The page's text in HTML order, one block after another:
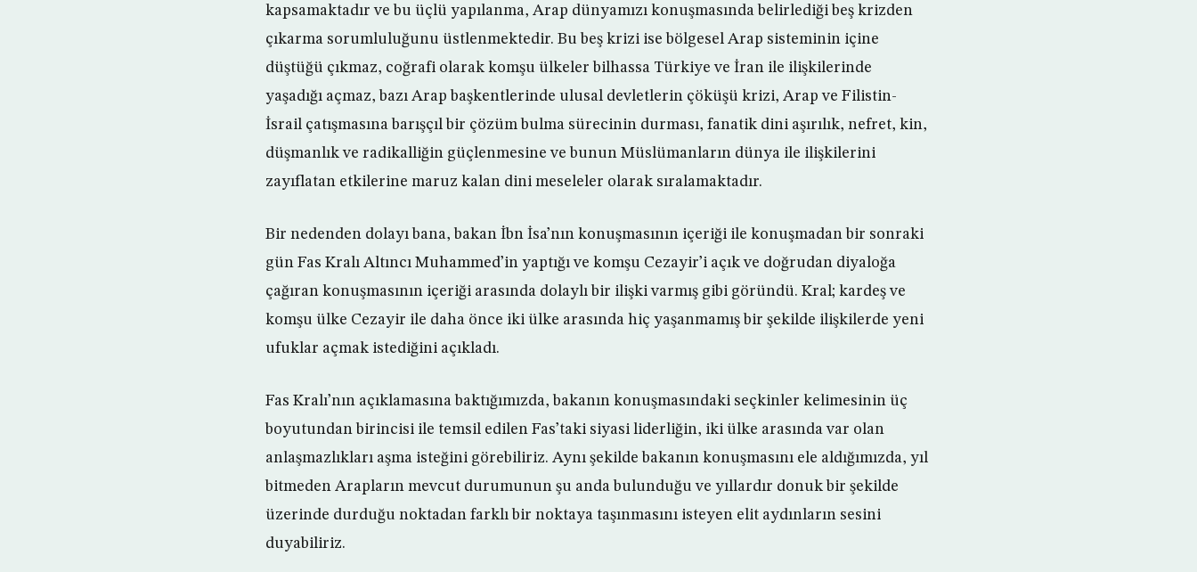
kapsamaktadır ve bu üçlü yapılanma, Arap dünyamızı konuşmasında belirlediği beş krizden
çıkarma sorumluluğunu üstlenmektedir. Bu beş krizi ise bölgesel Arap sisteminin içine
düştüğü çıkmaz, coğrafi olarak komşu ülkeler bilhassa Türkiye ve İran ile ilişkilerinde
yaşadığı açmaz, bazı Arap başkentlerinde ulusal devletlerin çöküşü krizi, Arap ve Filistin-
İsrail çatışmasına barışçıl bir çözüm bulma sürecinin durması, fanatik dini aşırılık, nefret, kin,
düşmanlık ve radikalliğin güçlenmesine ve bunun Müslümanların dünya ile ilişkilerini
zayıflatan etkilerine maruz kalan dini meseleler olarak sıralamaktadır.
Bir nedenden dolayı bana, bakan İbn İsa’nın konuşmasının içeriği ile konuşmadan bir sonraki
gün Fas Kralı Altıncı Muhammed’in yaptığı ve komşu Cezayir’i açık ve doğrudan diyaloğa
çağıran konuşmasının içeriği arasında dolaylı bir ilişki varmış gibi göründü. Kral; kardeş ve
komşu ülke Cezayir ile daha önce iki ülke arasında hiç yaşanmamış bir şekilde ilişkilerde yeni
ufuklar açmak istediğini açıkladı.
Fas Kralı’nın açıklamasına baktığımızda, bakanın konuşmasındaki seçkinler kelimesinin üç
boyutundan birincisi ile temsil edilen Fas’taki siyasi liderliğin, iki ülke arasında var olan
anlaşmazlıkları aşma isteğini görebiliriz. Aynı şekilde bakanın konuşmasını ele aldığımızda, yıl
bitmeden Arapların mevcut durumunun şu anda bulunduğu ve yıllardır donuk bir şekilde
üzerinde durduğu noktadan farklı bir noktaya taşınmasını isteyen elit aydınların sesini
duyabiliriz.